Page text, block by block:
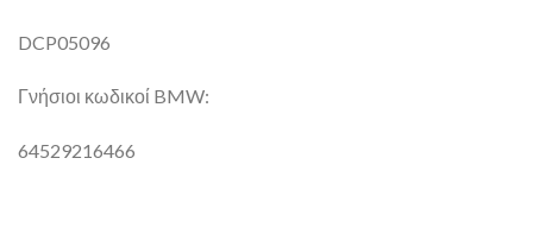
DCP05096
Γνήσιοι κωδικοί BMW:
64529216466